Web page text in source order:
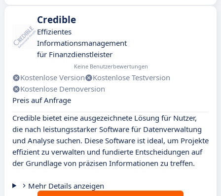
Credible
Effizientes
Informationsmanagement
für Finanzdienstleister
Keine Benutzerbewertungen
Kostenlose Version
Kostenlose Testversion
Kostenlose Demoversion
Preis auf Anfrage
Credible bietet eine ausgezeichnete Lösung für Nutzer,
die nach leistungsstarker Software für Datenverwaltung
und Analyse suchen. Diese Software ist ideal, um Projekte
effizient zu verwalten und fundierte Entscheidungen auf
der Grundlage von präzisen Informationen zu treffen.
Mehr Details anzeigen